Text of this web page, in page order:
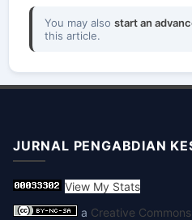
You may also start an
this article.
JURNAL PENGABDIAN
View My Stats
a Creative